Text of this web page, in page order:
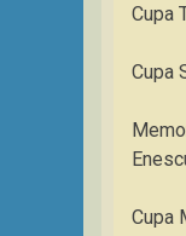
Cupa
Cupa
Cupa